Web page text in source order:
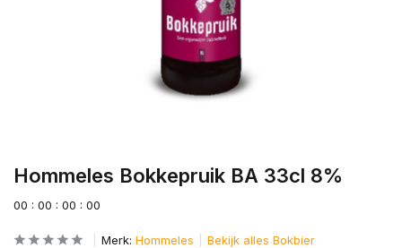
Hommeles Bokkepruik BA 33cl 8%
00 : 00 : 00 : 00
Merk: Hommeles Bekijk alles Bokbier